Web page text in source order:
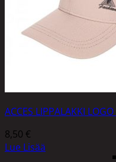
ACCES LIPPALAKKI LOGO
8,50 €
Lue Lisää